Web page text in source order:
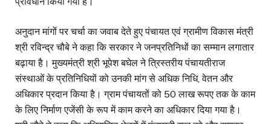
अनुदान मांगों पर चर्चा का जवाब देते हुए पंचायत एवं ग्रामीण विकास मंत्री
श्री रविन्द्र चौबे ने कहा कि सरकार ने जनप्रतिनिधों का सम्मान लगातार
बढ़ाया है। मुख्यमंत्री श्री भूपेश बघेल ने त्रिस्तरीय पंचायतीराज
संस्थाओं के प्रतिनिधियों को उनकी मांग से अधिक निधि, वेतन और
अधिकार प्रदान किया है। ग्राम पंचायतों को 50 लाख रूपए तक के काम
के लिए निर्माण एजेंसी के रूप में काम करने का अधिकार दिया गया है।